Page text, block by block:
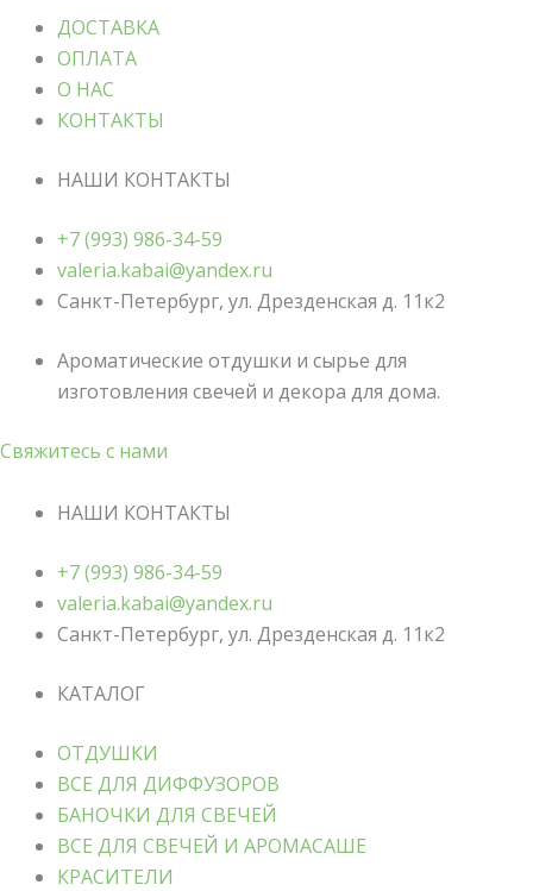
ДОСТАВКА
ОПЛАТА
О НАС
КОНТАКТЫ
НАШИ КОНТАКТЫ
+7 (993) 986-34-59
valeria.kabai@yandex.ru
Санкт-Петербург, ул. Дрезденская д. 11к2
Ароматические отдушки и сырье для
изготовления свечей и декора для дома.
Свяжитесь с нами
НАШИ КОНТАКТЫ
+7 (993) 986-34-59
valeria.kabai@yandex.ru
Санкт-Петербург, ул. Дрезденская д. 11к2
КАТАЛОГ
ОТДУШКИ
ВСЕ ДЛЯ ДИФФУЗОРОВ
БАНОЧКИ ДЛЯ СВЕЧЕЙ
ВСЕ ДЛЯ СВЕЧЕЙ И АРОМАСАШЕ
КРАСИТЕЛИ